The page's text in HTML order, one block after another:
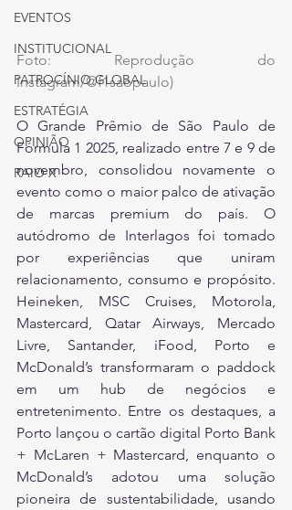
EVENTOS
INSTITUCIONAL
PATROCÍNIO GLOBAL
ESTRATÉGIA
OPINIÃO
RAIO X
Foto: Reprodução do
Instagram/@f1saopaulo)
O Grande Prêmio de São Paulo de
Fórmula 1 2025, realizado entre 7 e 9 de
novembro, consolidou novamente o
evento como o maior palco de ativação
de marcas premium do país. O
autódromo de Interlagos foi tomado
por experiências que uniram
relacionamento, consumo e propósito.
Heineken, MSC Cruises, Motorola,
Mastercard, Qatar Airways, Mercado
Livre, Santander, iFood, Porto e
McDonald’s transformaram o paddock
em um hub de negócios e
entretenimento. Entre os destaques, a
Porto lançou o cartão digital Porto Bank
+ McLaren + Mastercard, enquanto o
McDonald’s adotou uma solução
pioneira de sustentabilidade, usando